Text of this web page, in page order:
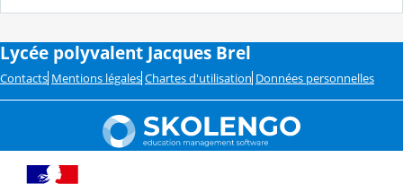
Lycée polyvalent Jacques Brel
Contacts Mentions légales Chartes d'utilisation Données personnelles